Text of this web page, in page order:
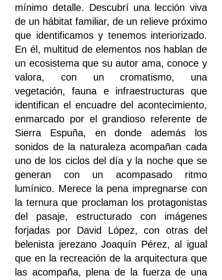
mínimo detalle. Descubrí una lección viva
de un hábitat familiar, de un relieve próximo
que identificamos y tenemos interiorizado.
En él, multitud de elementos nos hablan de
un ecosistema que su autor ama, conoce y
valora, con un cromatismo, una
vegetación, fauna e infraestructuras que
identifican el encuadre del acontecimiento,
enmarcado por el grandioso referente de
Sierra Espuña, en donde además los
sonidos de la naturaleza acompañan cada
uno de los ciclos del día y la noche que se
generan con un acompasado ritmo
lumínico. Merece la pena impregnarse con
la ternura que proclaman los protagonistas
del pasaje, estructurado con imágenes
forjadas por David López, con otras del
belenista jerezano Joaquín Pérez, al igual
que en la recreación de la arquitectura que
las acompaña, plena de la fuerza de una